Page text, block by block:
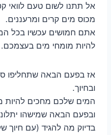
אל תתנו לשום טעם לוואי
מכוס מים קרים ומרעננים.
אתם חמושים עכשיו בכל
להיות מומחי מים בעצמכם.
אז בפעם הבאה שתחליפו
ובחיוך.
המים שלכם מחכים להיות
ובפעם הבאה שמישהו
בדיוק מה להגיד (עם חיוך